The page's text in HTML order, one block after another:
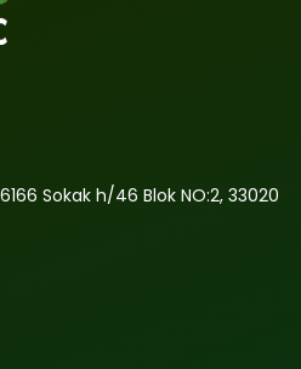
Sokak h/46 Blok NO:2, 33020